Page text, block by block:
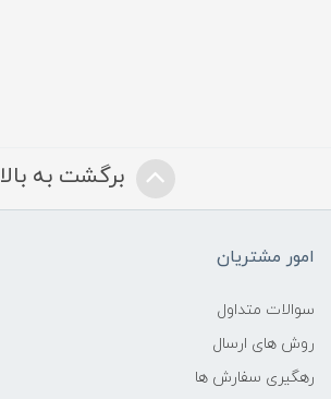
برگشت به بالا
امور مشتریان
سوالات متداول
روش های ارسال
رهگیری سفارش ها